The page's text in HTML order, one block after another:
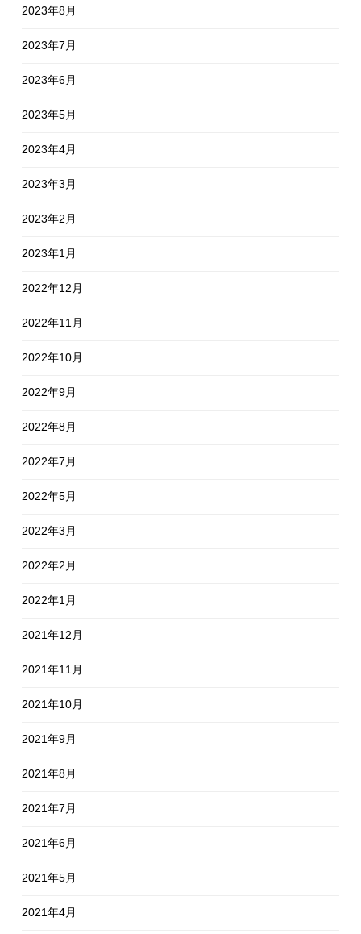
2023年8月
2023年7月
2023年6月
2023年5月
2023年4月
2023年3月
2023年2月
2023年1月
2022年12月
2022年11月
2022年10月
2022年9月
2022年8月
2022年7月
2022年5月
2022年3月
2022年2月
2022年1月
2021年12月
2021年11月
2021年10月
2021年9月
2021年8月
2021年7月
2021年6月
2021年5月
2021年4月